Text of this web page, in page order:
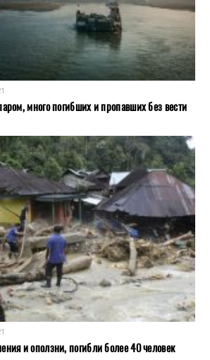
много погибших и пропавших без вести
и оползни, погибли более 40 человек